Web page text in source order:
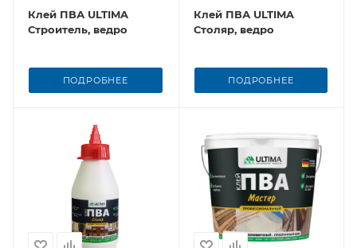
Клей ПВА ULTIMA
Строитель, ведро
ПОДРОБНЕЕ
Клей ПВА ULTIMA
Столяр, ведро
ПОДРОБНЕЕ